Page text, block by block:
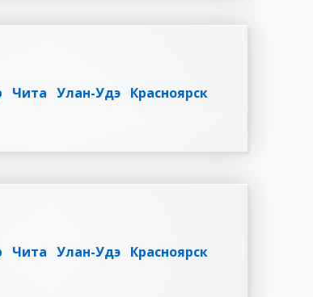
Чита Улан-Удэ Красноярск
Чита Улан-Удэ Красноярск